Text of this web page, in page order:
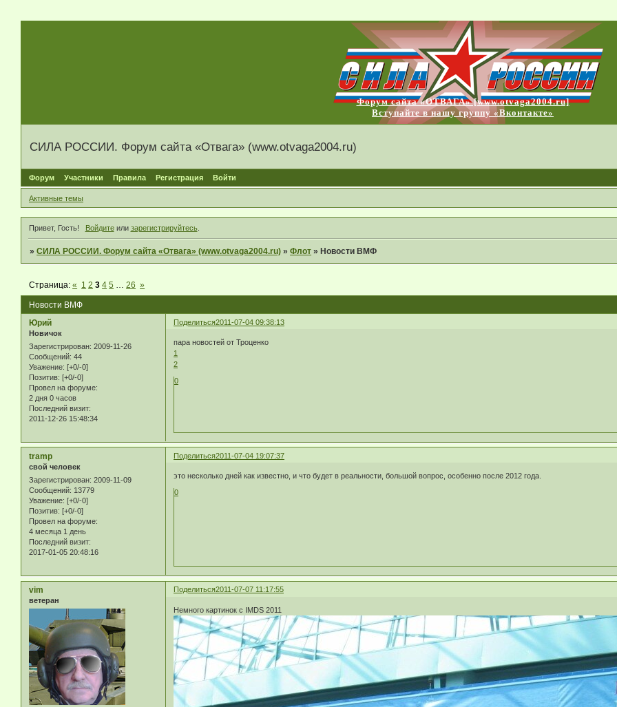
Форум сайта «ОТВАГА» [www.otvaga2004.ru]
Вступайте в нашу группу «Вконтакте»
СИЛА РОССИИ. Форум сайта «Отвага» (www.otvaga2004.ru)
Форум Участники Правила Регистрация Войти
Активные темы
Привет, Гость! Войдитеили зарегистрируйтесь.
»СИЛА РОССИИ. Форум сайта «Отвага» (www.otvaga2004.ru) »Флот » Новости ВМФ
Новости ВМФ
Страница:« 1 2 3 4 5 26 »
Поделиться2011-07-04 09:38:13
Юрий
Новичок
Зарегистрирован: 2009-11-26
Сообщений: 44
Уважение: [+0/-0]
Позитив: [+0/-0]
Провел на форуме:
2 дня 0 часов
Последний визит:
2011-12-26 15:48:34
пара новостей от Троценко
1
2
0
Поделиться2011-07-04 19:07:37
tramp
свой человек
Зарегистрирован: 2009-11-09
Сообщений: 13779
Уважение: [+0/-0]
Позитив: [+0/-0]
Провел на форуме:
4 месяца 1 день
Последний визит:
2017-01-05 20:48:16
это несколько дней как известно, и что будет в реальности, большой вопрос, особенно после 2012 года.
0
Поделиться2011-07-07 11:17:55
vim
ветеран
Немного картинок с IMDS 2011